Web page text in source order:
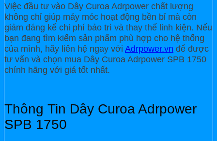
Việc đầu tư vào Dây Curoa Adrpower chất lượng
không chỉ giúp máy móc hoạt động bền bỉ mà còn
giảm đáng kể chi phí bảo trì và thay thế linh kiện. Nếu
bạn đang tìm kiếm sản phẩm phù hợp cho hệ thống
của mình, hãy liên hệ ngay với Adrpower.vn để được
tư vấn và chọn mua Dây Curoa Adrpower SPB 1750
chính hãng với giá tốt nhất.
Thông Tin Dây Curoa Adrpower
SPB 1750